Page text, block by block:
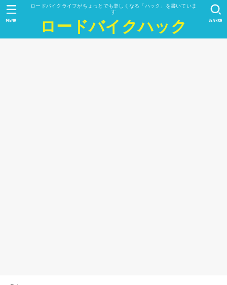
ロードバイクライフがちょっとでも楽しくなる「ハック」を書いていま
す
ロードバイクハック SEARCH
MENU